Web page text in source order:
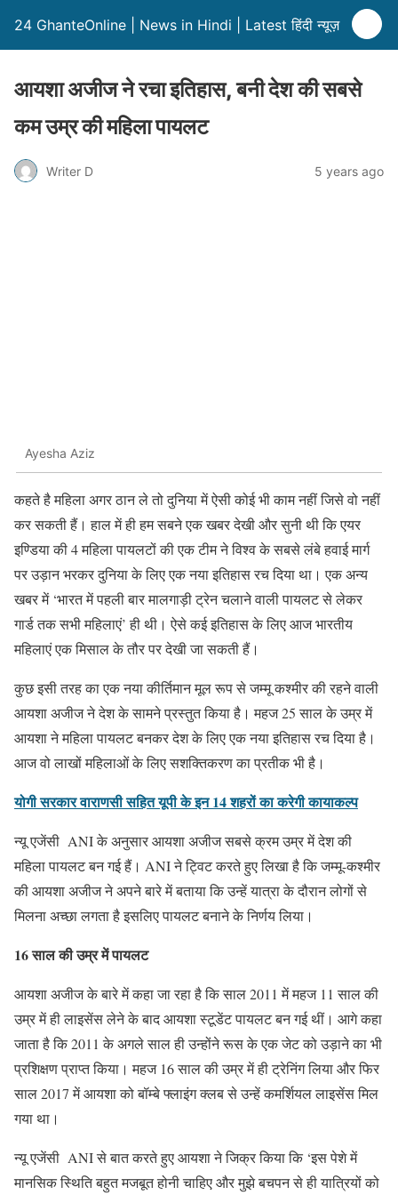
24 GhanteOnline | News in Hindi | Latest हिंदी न्यूज़
आयशा अजीज ने रचा इतिहास, बनी देश की सबसे
कम उम्र की महिला पायलट
Writer D 5 years ago
Ayesha Aziz
कहते है महिला अगर ठान ले तो दुनिया में ऐसी कोई भी काम नहीं जिसे वो नहीं
कर सकती हैं। हाल में ही हम सबने एक खबर देखी और सुनी थी कि एयर
इण्डिया की 4 महिला पायलटों की एक टीम ने विश्व के सबसे लंबे हवाई मार्ग
पर उड़ान भरकर दुनिया के लिए एक नया इतिहास रच दिया था। एक अन्य
खबर में ‘भारत में पहली बार मालगाड़ी ट्रेन चलाने वाली पायलट से लेकर
गार्ड तक सभी महिलाएं’ ही थी। ऐसे कई इतिहास के लिए आज भारतीय
महिलाएं एक मिसाल के तौर पर देखी जा सकती हैं।
कुछ इसी तरह का एक नया कीर्तिमान मूल रूप से जम्मू कश्मीर की रहने वाली
आयशा अजीज ने देश के सामने प्रस्तुत किया है। महज 25 साल के उम्र में
आयशा ने महिला पायलट बनकर देश के लिए एक नया इतिहास रच दिया है।
आज वो लाखों महिलाओं के लिए सशक्तिकरण का प्रतीक भी है।
योगी सरकार वाराणसी सहित यूपी के इन 14 शहरों का करेगी कायाकल्प
न्यू एजेंसी ANI के अनुसार आयशा अजीज सबसे क्रम उम्र में देश की
महिला पायलट बन गई हैं। ANI ने ट्विट करते हुए लिखा है कि जम्मू-कश्मीर
की आयशा अजीज ने अपने बारे में बताया कि उन्हें यात्रा के दौरान लोगों से
मिलना अच्छा लगता है इसलिए पायलट बनाने के निर्णय लिया।
16 साल की उम्र में पायलट
आयशा अजीज के बारे में कहा जा रहा है कि साल 2011 में महज 11 साल की
उम्र में ही लाइसेंस लेने के बाद आयशा स्‍टूडेंट पायलट बन गई थीं। आगे कहा
जाता है कि 2011 के अगले साल ही उन्होंने रूस के एक जेट को उड़ाने का भी
प्रशिक्षण प्राप्त किया। महज 16 साल की उम्र में ही ट्रेनिंग लिया और फिर
साल 2017 में आयशा को बॉम्बे फ्लाइंग क्लब से उन्हें कमर्शियल लाइसेंस मिल
गया था।
न्यू एजेंसी ANI से बात करते हुए आयशा ने जिक्र किया कि ‘इस पेशे में
मानसिक स्थिति बहुत मजबूत होनी चाहिए और मुझे बचपन से ही यात्रियों को